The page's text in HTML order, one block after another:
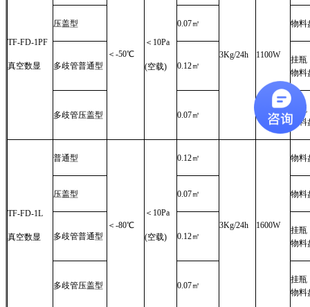
TF-FD-1PF
真空数显
＜-50℃
＜10Pa
(空载)
3Kg/24h 1100W
压盖型 0.07㎡ 物料
多歧管普通型 0.12㎡
挂瓶
物料
多歧管压盖型 0.07㎡
挂
物料
TF-FD-1L
真空数显
普通型
＜-80℃
＜10Pa
(空载)
0.12㎡
3Kg/24h 1600W
物料
压盖型 0.07㎡ 物料
多歧管普通型 0.12㎡
挂瓶
物料
多歧管压盖型 0.07㎡
挂瓶
物料